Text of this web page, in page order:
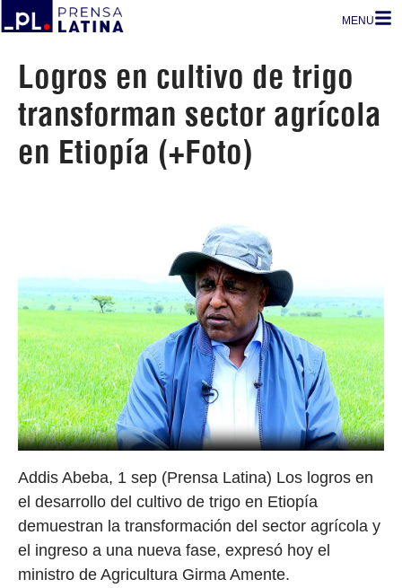
MENU
Logros en cultivo de trigo
transforman sector agrícola
en Etiopía (+Foto)
Addis Abeba, 1 sep (Prensa Latina) Los logros en
el desarrollo del cultivo de trigo en Etiopía
demuestran la transformación del sector agrícola y
el ingreso a una nueva fase, expresó hoy el
ministro de Agricultura Girma Amente.